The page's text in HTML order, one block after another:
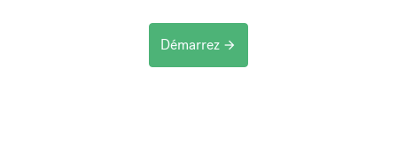
Démarrez arrow_forward